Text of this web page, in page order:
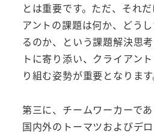
とは重要です。ただ、それ
アントの課題は何か、どう
るのか、という課題解決思
トに寄り添い、クライアン
り組む姿勢が重要となります
第三に、チームワーカーであ
国内外のトーマツおよびデ